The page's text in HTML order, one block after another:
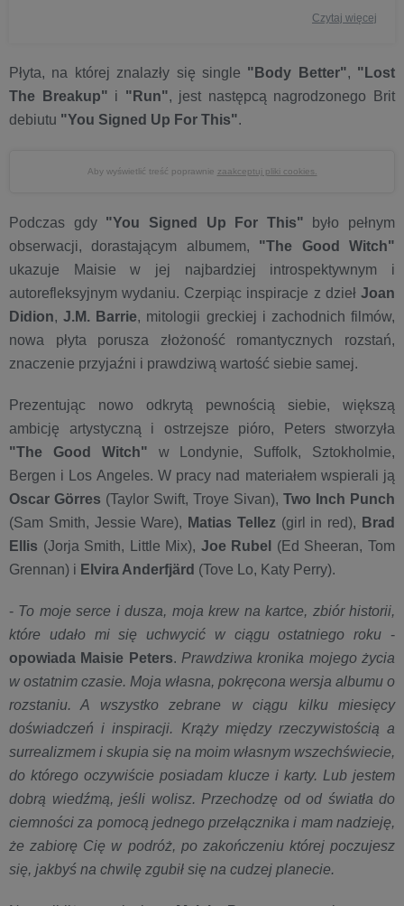
Czytaj więcej
Płyta, na której znalazły się single "Body Better", "Lost
The Breakup" i "Run", jest następcą nagrodzonego Brit
debiutu "You Signed Up For This".
Aby wyświetlić treść poprawnie zaakceptuj pliki cookies.
Podczas gdy "You Signed Up For This" było pełnym
obserwacji, dorastającym albumem, "The Good Witch"
ukazuje Maisie w jej najbardziej introspektywnym i
autorefleksyjnym wydaniu. Czerpiąc inspiracje z dzieł Joan
Didion,J.M. Barrie, mitologii greckiej i zachodnich filmów,
nowa płyta porusza złożoność romantycznych rozstań,
znaczenie przyjaźni i prawdziwą wartość siebie samej.
Prezentując nowo odkrytą pewnością siebie, większą
ambicję artystyczną i ostrzejsze pióro, Peters stworzyła
"The Good Witch" w Londynie, Suffolk, Sztokholmie,
Bergen i Los Angeles. W pracy nad materiałem wspierali ją
Oscar Görres (Taylor Swift, Troye Sivan), Two Inch Punch
(Sam Smith, Jessie Ware), Matias Tellez (girl in red), Brad
Ellis (Jorja Smith, Little Mix), Joe Rubel
(Ed Sheeran, Tom
Grennan) i Elvira Anderfjärd (Tove Lo, Katy Perry).
- To moje serce i dusza, moja krew na kartce, zbiór historii,
które udało mi się uchwycić w ciągu ostatniego roku -
opowiada Maisie Peters. Prawdziwa kronika mojego życia
w ostatnim czasie. Moja własna, pokręcona wersja albumu o
rozstaniu. A wszystko zebrane w ciągu kilku miesięcy
doświadczeń i inspiracji. Krąży między rzeczywistością a
surrealizmem i skupia się na moim własnym wszechświecie,
do którego oczywiście posiadam klucze i karty. Lub jestem
dobrą wiedźmą, jeśli wolisz. Przechodzę od od światła do
ciemności za pomocą jednego przełącznika i mam nadzieję,
że zabiorę Cię w podróż, po zakończeniu której poczujesz
się, jakbyś na chwilę zgubił się na cudzej planecie.